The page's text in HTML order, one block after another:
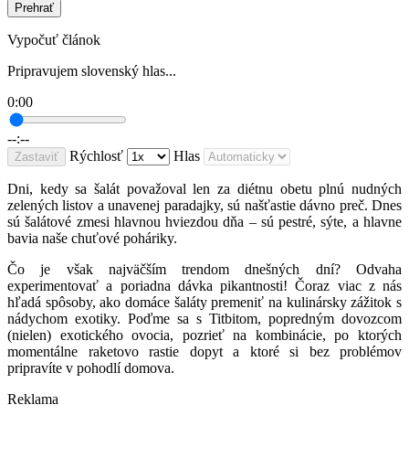
Prehrať
Vypočuť článok
Pripravujem slovenský hlas...
0:00
--:--
Zastaviť Rýchlosť Hlas
Dni, kedy sa šalát považoval len za diétnu obetu plnú nudných
zelených listov a unavenej paradajky, sú našťastie dávno preč. Dnes
sú šalátové zmesi hlavnou hviezdou dňa – sú pestré, sýte, a hlavne
bavia naše chuťové poháriky.
Čo je však najväčším trendom dnešných dní? Odvaha
experimentovať a poriadna dávka pikantnosti! Čoraz viac z nás
hľadá spôsoby, ako domáce šaláty premeniť na kulinársky zážitok s
nádychom exotiky. Poďme sa s Titbitom, popredným dovozcom
(nielen) exotického ovocia, pozrieť na kombinácie, po ktorých
momentálne raketovo rastie dopyt a ktoré si bez problémov
pripravíte v pohodlí domova.
Reklama